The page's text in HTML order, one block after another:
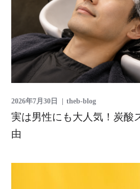
2026年7月30日 theb-blog
実は男性にも大人気！炭酸
由